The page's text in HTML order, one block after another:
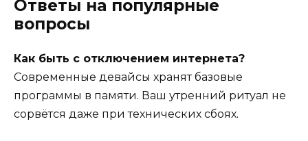
Ответы на популярные
вопросы
Как быть с отключением интернета?
Современные девайсы хранят базовые
программы в памяти. Ваш утренний ритуал не
сорвётся даже при технических сбоях.